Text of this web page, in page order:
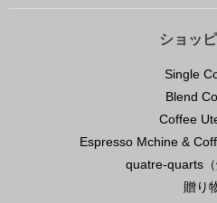
ショッ
Single
Blend
Coffee
Espresso Mchine &
quatre-quarts（
贈り